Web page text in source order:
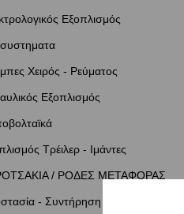
Εξοπλισμός
Χειρός - Ρεύματος
Εξοπλισμός
Τρέιλερ - Ιμάντες
/ ΡΟΔΕΣ ΜΕΤΑΦΟΡΑΣ
- Συντήρηση - Επισκευή